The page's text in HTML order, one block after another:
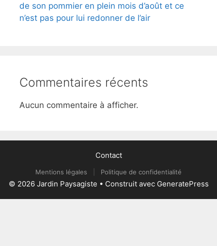
de son pommier en plein mois d’août et ce
n’est pas pour lui redonner de l’air
Commentaires récents
Aucun commentaire à afficher.
Contact
Mentions légales Politique de confidentialité
© 2026 Jardin Paysagiste • Construit avec GeneratePress